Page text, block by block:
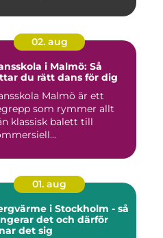
02. aug
i Malmö: Så
du rätt dans för dig
Malmö är ett
som rymmer allt
klassisk balett till
01. aug
i Stockholm - så
det och därför
det sig